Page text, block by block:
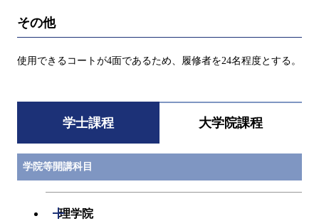
その他
使用できるコートが4面であるため、履修者を24名程度とする。
学士課程 大学院課程
学院等開講科目
理学院
開閉